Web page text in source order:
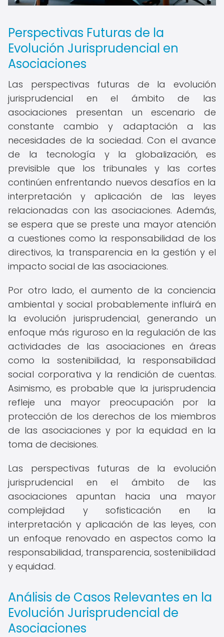
Perspectivas Futuras de la
Evolución Jurisprudencial en
Asociaciones
Las perspectivas futuras de la evolución
jurisprudencial en el ámbito de las
asociaciones presentan un escenario de
constante cambio y adaptación a las
necesidades de la sociedad. Con el avance
de la tecnología y la globalización, es
previsible que los tribunales y las cortes
continúen enfrentando nuevos desafíos en la
interpretación y aplicación de las leyes
relacionadas con las asociaciones. Además,
se espera que se preste una mayor atención
a cuestiones como la responsabilidad de los
directivos, la transparencia en la gestión y el
impacto social de las asociaciones.
Por otro lado, el aumento de la conciencia
ambiental y social probablemente influirá en
la evolución jurisprudencial, generando un
enfoque más riguroso en la regulación de las
actividades de las asociaciones en áreas
como la sostenibilidad, la responsabilidad
social corporativa y la rendición de cuentas.
Asimismo, es probable que la jurisprudencia
refleje una mayor preocupación por la
protección de los derechos de los miembros
de las asociaciones y por la equidad en la
toma de decisiones.
Las perspectivas futuras de la evolución
jurisprudencial en el ámbito de las
asociaciones apuntan hacia una mayor
complejidad y sofisticación en la
interpretación y aplicación de las leyes, con
un enfoque renovado en aspectos como la
responsabilidad, transparencia, sostenibilidad
y equidad.
Análisis de Casos Relevantes en la
Evolución Jurisprudencial de
Asociaciones